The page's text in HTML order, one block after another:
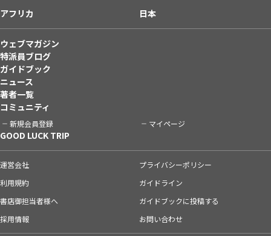
アフリカ
日本
ウェブマガジン
特派員ブログ
ガイドブック
ニュース
著者一覧
コミュニティ
新規会員登録 マイページ
GOOD LUCK TRIP
運営会社
プライバシーポリシー
利用規約
ガイドライン
書店御担当者様へ
ガイドブックに投稿する
採用情報
お問い合わせ